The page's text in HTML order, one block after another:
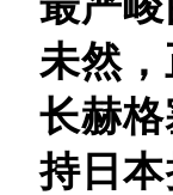
未然
长赫
持日